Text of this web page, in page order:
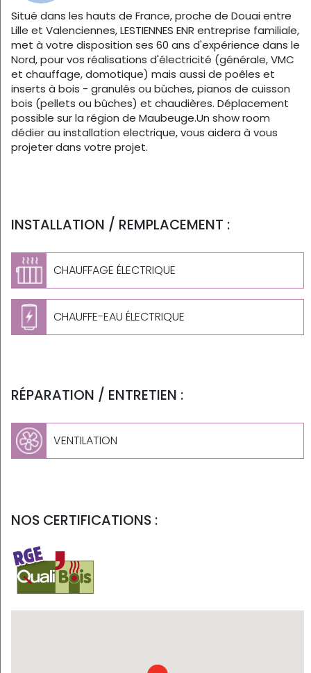
Situé dans les hauts de France, proche de Douai entre
Lille et Valenciennes, LESTIENNES ENR entreprise familiale,
met à votre disposition ses 60 ans d'expérience dans le
Nord, pour vos réalisations d'électricité (générale, VMC
et chauffage, domotique) mais aussi de poêles et
inserts à bois - granulés ou bûches, pianos de cuisson
bois (pellets ou bûches) et chaudières. Déplacement
possible sur la région de Maubeuge.Un show room
dédier au installation electrique, vous aidera à vous
projeter dans votre projet.
INSTALLATION / REMPLACEMENT :
CHAUFFAGE ÉLECTRIQUE
CHAUFFE-EAU ÉLECTRIQUE
RÉPARATION / ENTRETIEN :
VENTILATION
NOS CERTIFICATIONS :